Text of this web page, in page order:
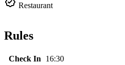
Restaurant
Rules
Check In
16:30